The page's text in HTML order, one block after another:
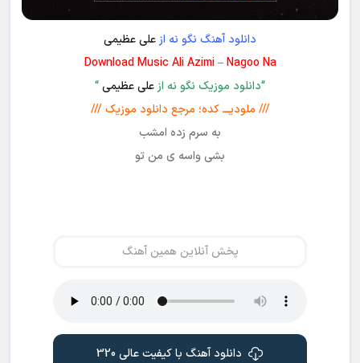
دانلود آهنگ نگو نه از علی عظیمی
Download Music Ali Azimi – Nagoo Na
“دانلود موزیک نگو نه از علی عظیمی“
/// ملودیـــ کده؛ مرجع دانلود موزیک ///
به سرم زده امشب
بشی واسه ی من تو
پخش آنلاین همین آهنگ
دانلود آهنگ با کیفیت عالی 320